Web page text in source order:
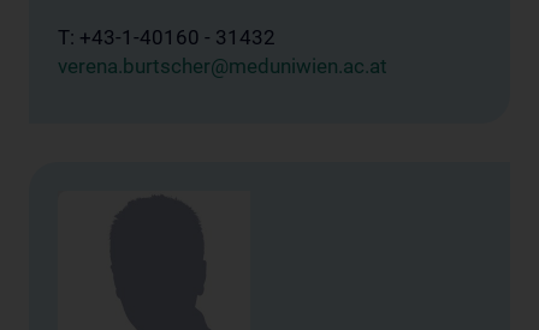
T: +43-1-40160 - 31432
verena.burtscher@meduniwien.ac.at